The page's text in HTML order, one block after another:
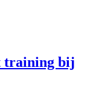
training bij